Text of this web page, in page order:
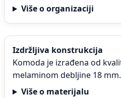
Više o organizaciji
Izdržljiva konstrukcija
Komoda je izrađena od
melaminom debljine 18 mm.
Više o materijalu